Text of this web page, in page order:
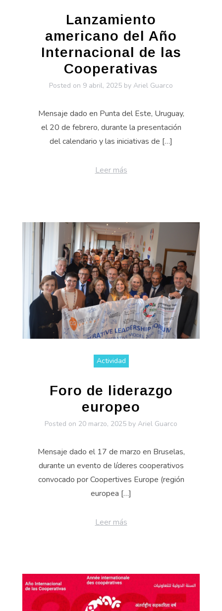
Lanzamiento
americano del Año
Internacional de las
Cooperativas
Posted on 9 abril, 2025 by Ariel Guarco
Mensaje dado en Punta del Este, Uruguay,
el 20 de febrero, durante la presentación
del calendario y las iniciativas de […]
Leer más
Actividad
Foro de liderazgo
europeo
Posted on 20 marzo, 2025 by Ariel Guarco
Mensaje dado el 17 de marzo en Bruselas,
durante un evento de líderes cooperativos
convocado por Coopertives Europe (región
europea […]
Leer más